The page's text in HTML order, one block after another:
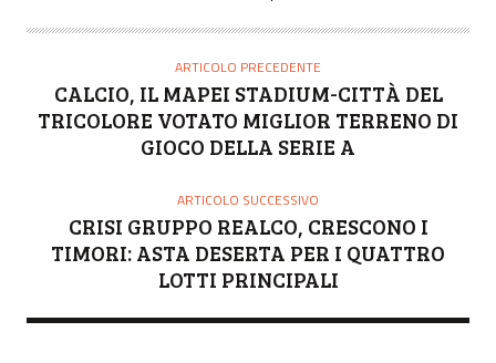
ARTICOLO PRECEDENTE
CALCIO, IL MAPEI STADIUM-CITTÀ DEL
TRICOLORE VOTATO MIGLIOR TERRENO DI
GIOCO DELLA SERIE A
ARTICOLO SUCCESSIVO
CRISI GRUPPO REALCO, CRESCONO I
TIMORI: ASTA DESERTA PER I QUATTRO
LOTTI PRINCIPALI